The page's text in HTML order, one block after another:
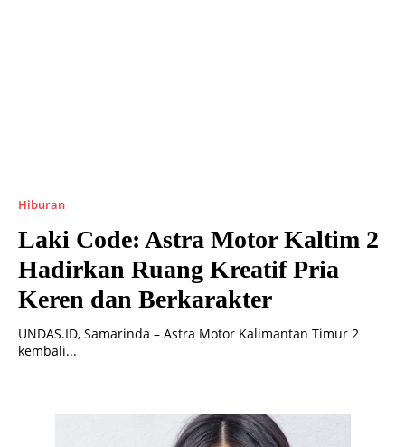
Hiburan
Laki Code: Astra Motor Kaltim 2
Hadirkan Ruang Kreatif Pria
Keren dan Berkarakter
UNDAS.ID, Samarinda – Astra Motor Kalimantan Timur 2
kembali...